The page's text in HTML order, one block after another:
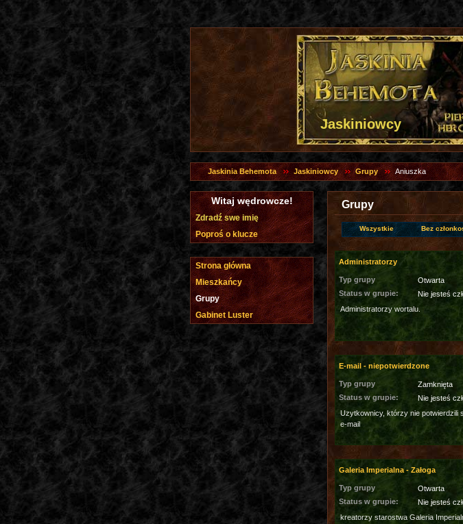
Jaskiniowcy
Jaskinia Behemota Jaskiniowcy Grupy Aniuszka
Grupy
Wszystkie Bez
Administratorzy
Typ grupy
Otwarta
Status w grupie:
Nie jesteś
Administratorzy wortalu.
E-mail - niepotwierdzone
Typ grupy
Zamknięta
Status w grupie:
Nie jesteś
Uzytkownicy, którzy nie potwierdzili
e-mail
Galeria Imperialna - Załoga
Typ grupy
Otwarta
Status w grupie:
Nie jesteś
kreatorzy starostwa Galeria
Witaj wędrowcze!
Zdradź swe imię
Poproś o klucze
Strona główna
Mieszkańcy
Grupy
Gabinet Luster